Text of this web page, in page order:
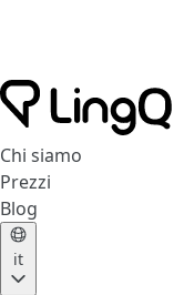
Chi siamo
Prezzi
Blog
it